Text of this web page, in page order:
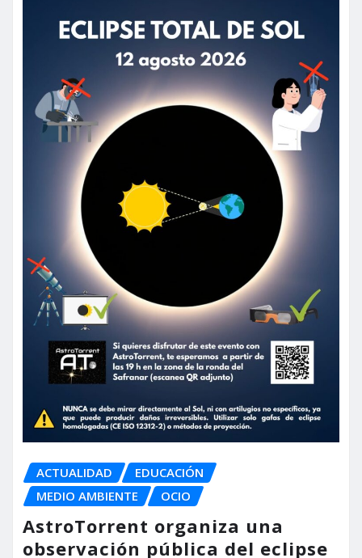
ACTUALIDAD
EDUCACIÓN
MEDIO AMBIENTE
OCIO
AstroTorrent organiza una
observación pública del eclipse